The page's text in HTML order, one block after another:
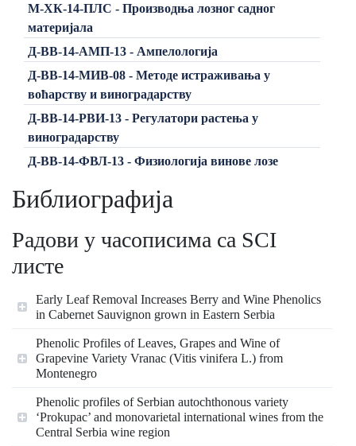
М-ХК-14-ПЛС - Производња лозног садног
материјала
Д-ВВ-14-АМП-13 - Ампелологија
Д-ВВ-14-МИВ-08 - Методе истраживања у
воћарству и виноградарству
Д-ВВ-14-РВИ-13 - Регулатори растења у
виноградарству
Д-ВВ-14-ФВЛ-13 - Физиологија винове лозе
Библиографија
Радови у часописима са SCI
листе
Early Leaf Removal Increases Berry and Wine Phenolics
in Cabernet Sauvignon grown in Eastern Serbia
Phenolic Profiles of Leaves, Grapes and Wine of
Grapevine Variety Vranac (Vitis vinifera L.) from
Montenegro
Phenolic profiles of Serbian autochthonous variety
‘Prokupac’ and monovarietal international wines from the
Central Serbia wine region